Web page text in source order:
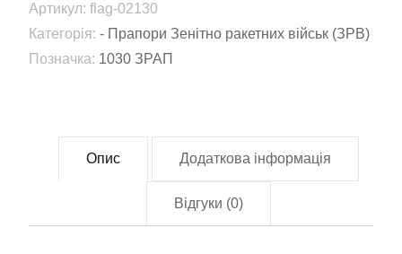
артилерійський
полк
«Аквіла»
(Flag-
Артикул: flag-02130
Категорія: - Прапори Зенітно ракетних військ (ЗРВ)
Позначка: 1030 ЗРАП
Опис Додаткова інформація
Відгуки (0)